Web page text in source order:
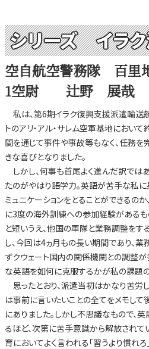
シリーズ イラ
空自航空警務隊 百里
1空尉 辻野 展哉
私は、第6期イラク復興支援派遣輸送
トのアリ・アル・サレム空軍基地におい
間を通じて事件や事故等もなく、任務
きな喜びとなりました。
しかし、何事も首尾よく進んだ訳では
たのがやはり語学力。英語が苦手な私
ミュニケーションをとることができるの
に3度の海外訓練への参加経験がある
と短いうえ、他国の軍隊と業務調整をす
し、今回は4ヵ月もの長い期間であり、
ずクウェート国内の関係機関との調整が
な英語を如何に克服するかが私の課題の
思ったとおり、派遣当初はかなり苦労
は事前に言いたいことの全てをメモし
にありました。しかし不思議なもので、
るほど、次第に苦手意識から解放されて
育においてよく言われる「習うより慣れ